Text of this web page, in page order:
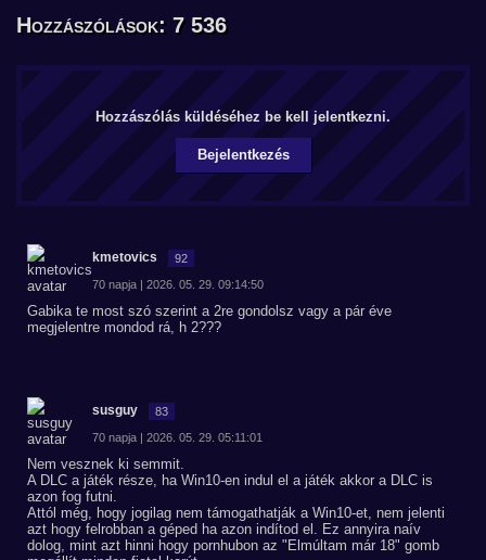
Hozzászólások: 7 536
Hozzászólás küldéséhez be kell jelentkezni.
Bejelentkezés
kmetovics 92
70 napja | 2026. 05. 29. 09:14:50
Gabika te most szó szerint a 2re gondolsz vagy a pár éve
megjelentre mondod rá, h 2???
susguy 83
70 napja | 2026. 05. 29. 05:11:01
Nem vesznek ki semmit.
A DLC a játék része, ha Win10-en indul el a játék akkor a DLC is
azon fog futni.
Attól még, hogy jogilag nem támogathatják a Win10-et, nem jelenti
azt hogy felrobban a géped ha azon indítod el. Ez annyira naív
dolog, mint azt hinni hogy pornhubon az "Elmúltam már 18" gomb